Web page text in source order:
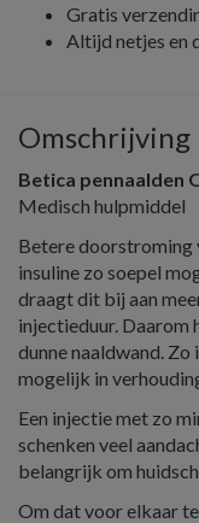
Gratis
Altijd netjes en
Omschrijving
Betica pennaalden
Medisch hulpmiddel
Betere doorstroming
insuline zo soepel
draagt dit bij aan
injectieduur. Daarom
dunne naaldwand.
mogelijk in
Een injectie met zo
schenken veel
belangrijk om
Om dat voor elkaar